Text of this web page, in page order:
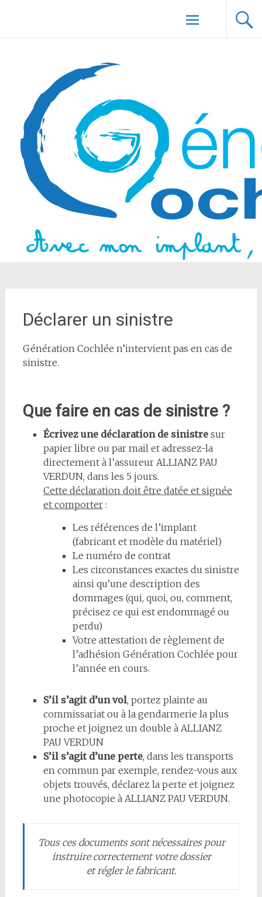
Aller au
contenu
principal
Déclarer un sinistre
Génération Cochlée n’intervient pas en cas de
sinistre.
Que faire en cas de sinistre ?
Écrivez une déclaration de sinistresur
papier libre ou par mail et adressez-la
directement à l’assureur ALLIANZ PAU
VERDUN, dans les 5 jours.
Cette déclaration doit être datée et signée
et comporter:
Les références de l’implant
(fabricant et modèle du matériel)
Le numéro de contrat
Les circonstances exactes du sinistre
ainsi qu’une description des
dommages (qui, quoi, ou, comment,
précisez ce qui est endommagé ou
perdu)
Votre attestation de règlement de
l’adhésion Génération Cochlée pour
l’année en cours.
S’il s’agit d’un vol, portez plainte au
commissariat ou à la gendarmerie la plus
proche et joignez un double à ALLIANZ
PAU VERDUN
S’il s’agit d’une perte, dans les transports
en commun par exemple, rendez-vous aux
objets trouvés, déclarez la perte et joignez
une photocopie à ALLIANZ PAU VERDUN.
Tous ces documents sont nécessaires pour
instruire correctement votre dossier
et régler le fabricant.